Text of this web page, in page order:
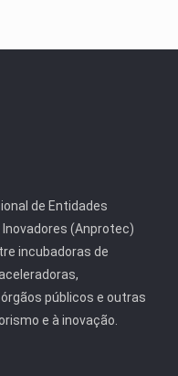
de Entidades
(Anprotec)
incubadoras de
públicos e outras
e à inovação.